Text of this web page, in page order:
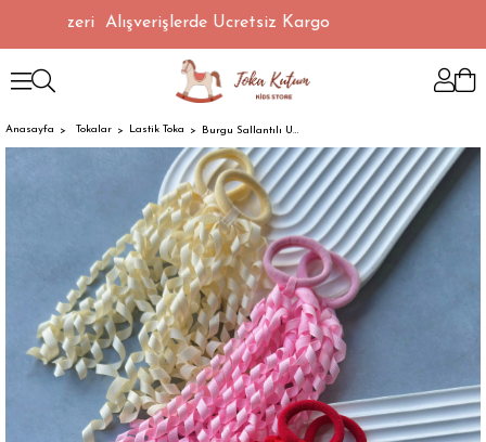
TL Üzeri Alışverişlerde Ücretsiz Kargo
Anasayfa Tokalar Lastik Toka Burgu Sallantılı Uzun Lastik